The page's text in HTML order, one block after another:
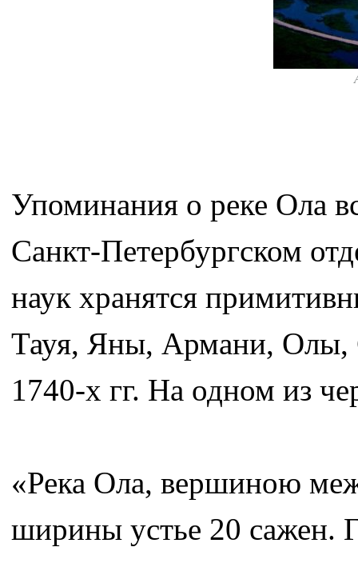
Упоминания о реке Ола
Санкт-Петербургском
наук хранятся
Тауя, Яны, Армани, Олы,
1740-х гг. На одном из
«Река Ола, вершиною
ширины устье 20 сажен.